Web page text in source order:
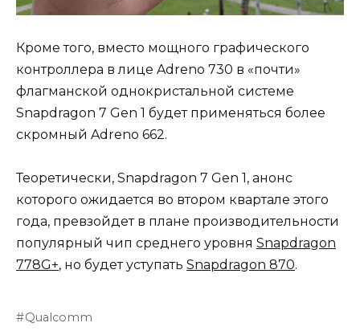
Кроме того, вместо мощного графического
контроллера в лице Adreno 730 в «почти»
флагманской однокристальной системе
Snapdragon 7 Gen 1 будет применяться более
скромный Adreno 662.
Теоретически, Snapdragon 7 Gen 1, анонс
которого ожидается во втором квартале этого
года, превзойдет в плане производительности
популярный чип среднего уровня Snapdragon
778G+, но будет уступать Snapdragon 870.
Qualcomm